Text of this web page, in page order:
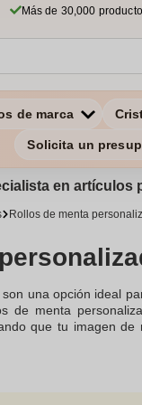
Más de 30,000
de marca
Solicita un
en
Rollos de menta
una opción ideal
de menta
que tu imagen
personalización, y